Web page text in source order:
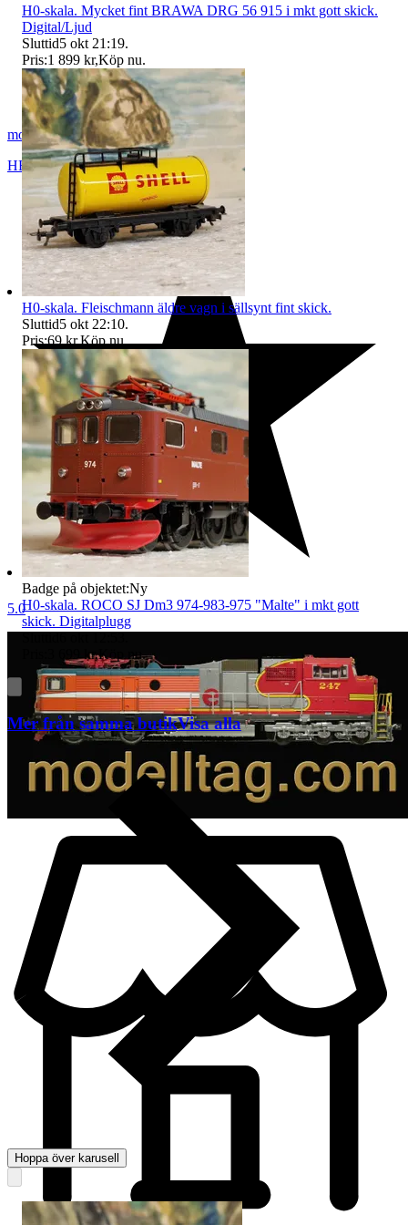
modelltågcom
HERRLJUNGA,Sverige
5.0
H0-skala. Mycket fint BRAWA DRG 56 915 i mkt gott skick.
Digital/Ljud
Sluttid5 okt 21:19.
Pris:1 899 kr,Köp nu.
H0-skala. Fleischmann äldre vagn i sällsynt fint skick.
Sluttid5 okt 22:10.
Pris:69 kr,Köp nu.
Badge på objektet:Ny
H0-skala. ROCO SJ Dm3 974-983-975 "Malte" i mkt gott
skick. Digitalplugg
3 699 kr,Köp nu.
Mer från samma butikVisa alla
Hoppa över karusell